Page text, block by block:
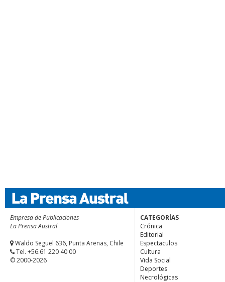
Empresa de Publicaciones
La Prensa Austral
Waldo Seguel 636, Punta Arenas, Chile
Tel. +56.61 220 40 00
© 2000-2026
CATEGORÍAS
Crónica
Editorial
Espectaculos
Cultura
Vida Social
Deportes
Necrológicas